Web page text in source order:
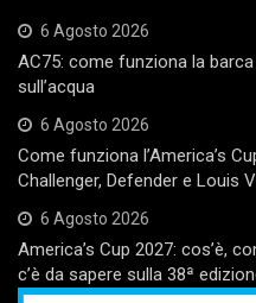
6 Agosto 2026
AC75: come funziona la barca
sull’acqua
6 Agosto 2026
Come funziona l’America’s
Challenger, Defender e Louis
6 Agosto 2026
America’s Cup 2027: cos’è,
c’è da sapere sulla 38ª